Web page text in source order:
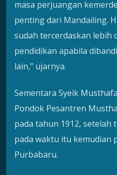
masa perjuangan
penting dari Mandailing.
sudah tercerdaskan lebih
pendidikan apabila
lain,” ujarnya.
Sementara Syeik
Pondok Pesantren
pada tahun 1912, setelah
pada waktu itu kemudian
Purbabaru.